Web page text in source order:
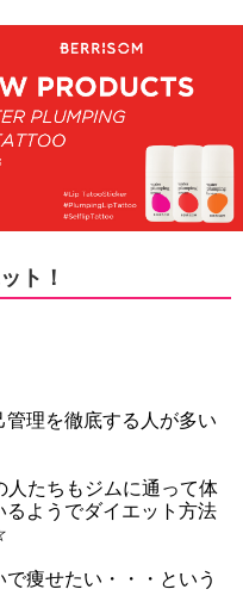
ト！
理を徹底する人が多い
人たちもジムに通って体
ようでダイエット方法
痩せたい・・・という